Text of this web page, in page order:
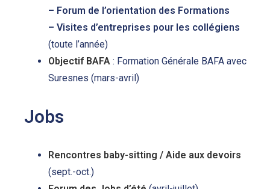
– Forum de l’orientation des Formations
– Visites d’entreprises pour les collégiens
(toute l’année)
Objectif BAFA : Formation Générale BAFA avec
Suresnes (mars-avril)
Jobs
Rencontres baby-sitting / Aide aux devoirs
(sept.-oct.)